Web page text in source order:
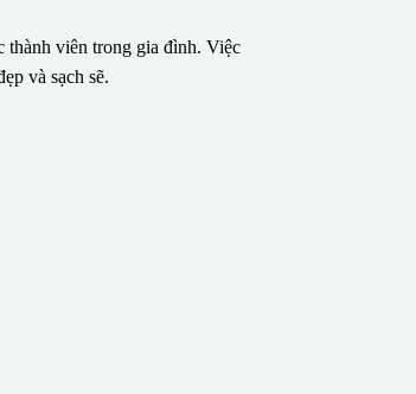
thành viên trong gia đình. Việc
và sạch sẽ.